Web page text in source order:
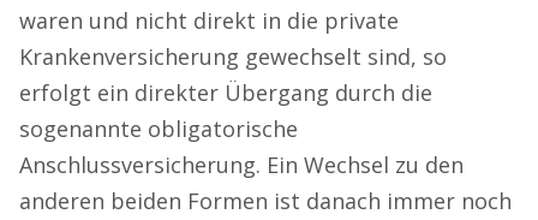
waren und nicht direkt in die private
Krankenversicherung gewechselt sind, so
erfolgt ein direkter Übergang durch die
sogenannte obligatorische
Anschlussversicherung. Ein Wechsel zu den
anderen beiden Formen ist danach immer noch